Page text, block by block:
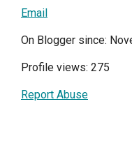
Email
On Blogger since:
Profile views: 275
Report Abuse